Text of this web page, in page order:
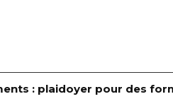
: plaidoyer pour des